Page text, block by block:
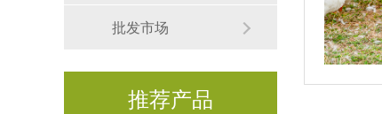
批发市场
推荐产品
冰冻鸭爪